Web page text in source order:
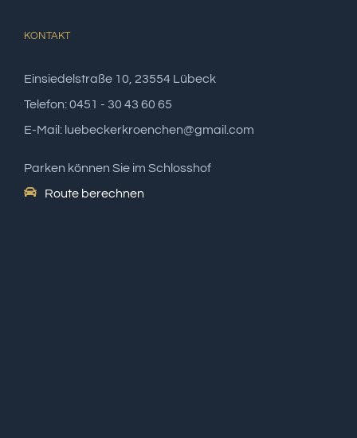
KONTAKT
Einsiedelstraße 10, 23554 Lübeck
Telefon: 0451 - 30 43 60 65
E-Mail: luebeckerkroenchen@gmail.com
Parken können Sie im Schlosshof
Route berechnen